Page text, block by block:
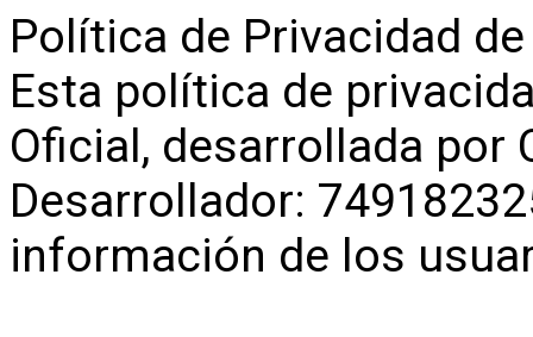
Política de Privacidad
Esta política de
Oficial, desarrollada por
Desarrollador:
información de los